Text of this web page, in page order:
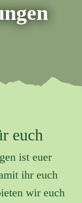
euch
ist euer
ihr euch
wir euch